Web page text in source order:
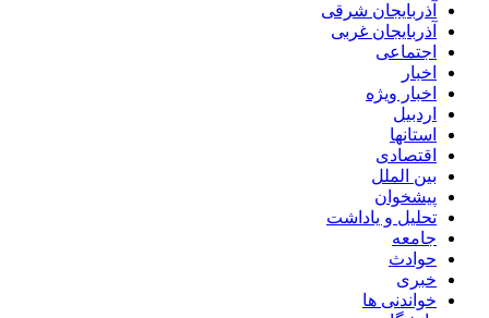
آذربایجان شرقی
آذربایجان غربی
اجتماعی
اخبار
اخبار ویژه
اردبیل
استانها
اقتصادی
بین الملل
پیشخوان
تحلیل و یاداشت
جامعه
حوادث
خبری
خواندنی ها